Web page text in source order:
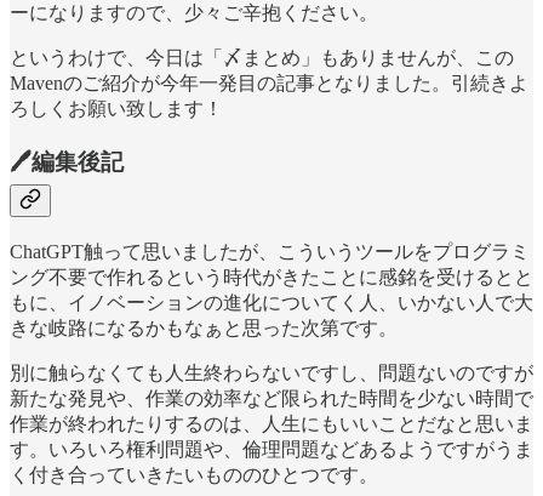
ーになりますので、少々ご辛抱ください。
というわけで、今日は「〆まとめ」もありませんが、この
Mavenのご紹介が今年一発目の記事となりました。引続きよ
ろしくお願い致します！
🖊編集後記
ChatGPT触って思いましたが、こういうツールをプログラミ
ング不要で作れるという時代がきたことに感銘を受けるとと
もに、イノベーションの進化についてく人、いかない人で大
きな岐路になるかもなぁと思った次第です。
別に触らなくても人生終わらないですし、問題ないのですが
新たな発見や、作業の効率など限られた時間を少ない時間で
作業が終われたりするのは、人生にもいいことだなと思いま
す。いろいろ権利問題や、倫理問題などあるようですがうま
く付き合っていきたいもののひとつです。